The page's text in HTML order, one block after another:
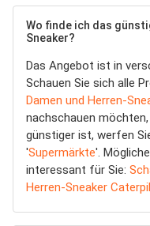
Wo finde ich das
Sneaker?
Das Angebot ist in
Schauen Sie sich alle
Damen und Herren-
nachschauen
günstiger ist, werfen
'Supermärkte'.
interessant für Sie:
Herren-Sneaker